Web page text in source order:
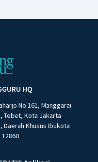
HQ
No.161, Manggarai
Tebet, Kota Jakarta
Daerah Khusus Ibukota